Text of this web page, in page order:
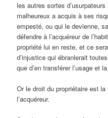
les autres sortes
malheureux a acquis à ses
empesté, ou qui le devienne,
défendre à l’acquéreur de
propriété lui en reste, et ce
d’injustice qui ébranlerait
que d’en transférer l’usage et
Or le droit du propriétaire est
l’acquéreur.